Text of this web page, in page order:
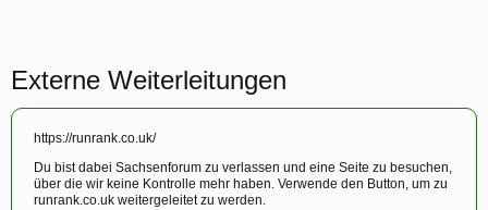
Externe Weiterleitungen
https://runrank.co.uk/
Du bist dabei Sachsenforum zu verlassen und eine Seite zu besuchen,
über die wir keine Kontrolle mehr haben. Verwende den Button, um zu
runrank.co.uk weitergeleitet zu werden.